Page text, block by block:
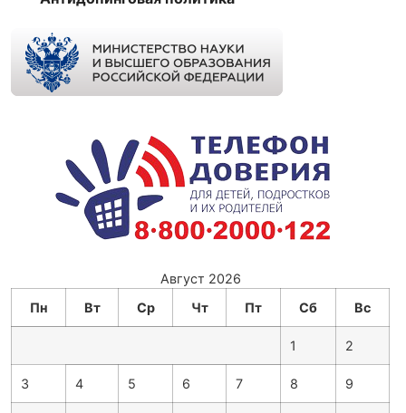
Август 2026
Пн
Вт Ср Чт Пт Сб Вс
1 2
3 4 5 6 7 8 9